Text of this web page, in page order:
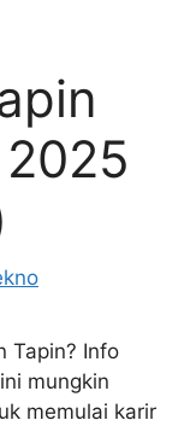
Tapin? Info
mungkin
memulai karir